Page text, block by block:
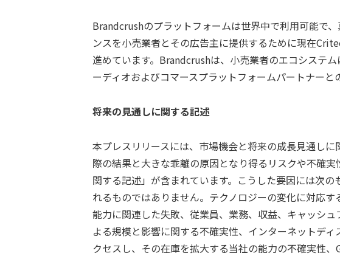
Brandcrushのプラットフォームは世界中で利用可能で
ンスを小売業者とその広告主に提供するために現在
進めています。Brandcrushは、小売業者のエコシステ
ーディオおよびコマースプラットフォームパートナーと
将来の見通しに関する記述
本プレスリリースには、市場機会と将来の成長見通し
際の結果と大きな乖離の原因となり得るリスクや不確
関する記述」が含まれています。こうした要因には次
れるものではありません。テクノロジーの変化に対応
能力に関連した失敗、従業員、業務、収益、キャッシ
よる規模と影響に関する不確実性、インターネットデ
クセスし、その在庫を拡大する当社の能力の不確実性